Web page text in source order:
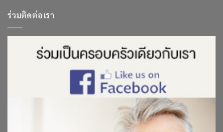
ร่วมติดต่อเรา